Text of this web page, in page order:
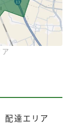
配達エリア